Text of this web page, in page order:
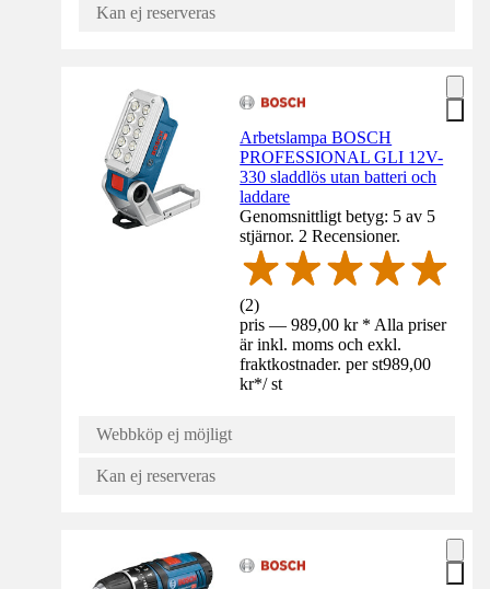
Kan ej reserveras
Arbetslampa BOSCH
PROFESSIONAL GLI 12V-
330 sladdlös utan batteri och
laddare
Genomsnittligt betyg: 5 av 5
stjärnor. 2 Recensioner.
(2)
pris — 989,00 kr * Alla priser
är inkl. moms och exkl.
fraktkostnader. per st989,00
kr*/ st
Webbköp ej möjligt
Kan ej reserveras